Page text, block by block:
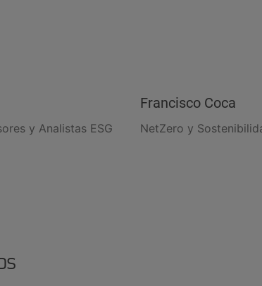
y Analistas ESG
Francisco Coca
NetZero y